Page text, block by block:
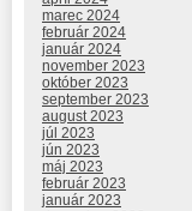
marec 2024
február 2024
január 2024
november 2023
október 2023
september 2023
august 2023
júl 2023
jún 2023
máj 2023
február 2023
január 2023